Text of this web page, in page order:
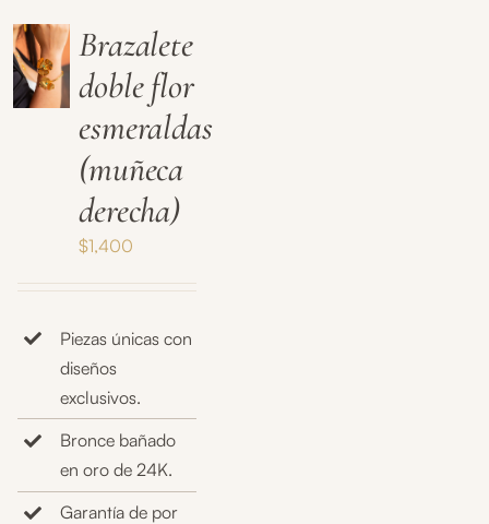
Brazalete
doble flor
esmeraldas
(muñeca
derecha)
$1,400
Piezas únicas con
diseños
exclusivos.
Bronce bañado
en oro de 24K.
Garantía de por